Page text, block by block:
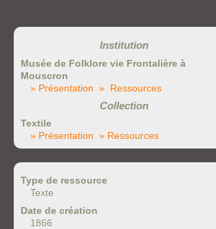
Institution
Musée de Folklore vie Frontalière à
Mouscron
» Présentation » Ressources
Collection
Textile
» Présentation » Ressources
Type de ressource
Texte
Date de création
1866